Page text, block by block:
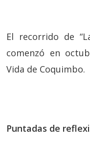
El recorrido de
comenzó en
Vida de Coquimbo.
Puntadas de